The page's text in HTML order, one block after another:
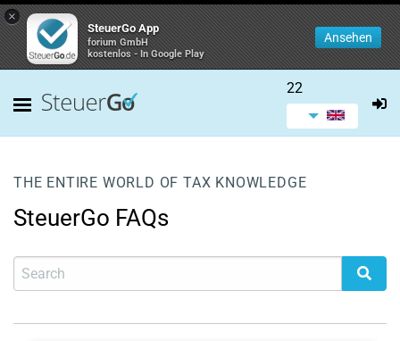
×
SteuerGo App
forium GmbH
kostenlos - In Google Play
Ansehen
22
THE ENTIRE WORLD OF TAX KNOWLEDGE
SteuerGo FAQs